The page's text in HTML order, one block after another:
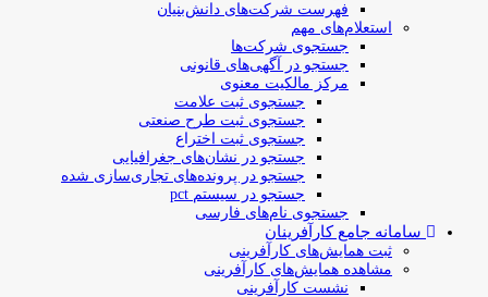
فهرست شرکت‌های دانش‌بنیان
استعلام‌های مهم
جستجوی شرکت‌ها
جستجو در آگهی‌های قانونی
مرکز مالکیت معنوی
جستجوی ثبت علامت
جستجوی ثبت طرح صنعتی
جستجوی ثبت اختراع
جستجو در نشان‌های جغرافیایی
جستجو در پرونده‌های تجاری‌سازی شده
جستجو در سیستم pct
جستجوی نام‌های فارسی
سامانه جامع کارآفرینان
ثبت همایش‌های کارآفرینی
مشاهده همایش‌های کارآفرینی
نشست کارآفرینی